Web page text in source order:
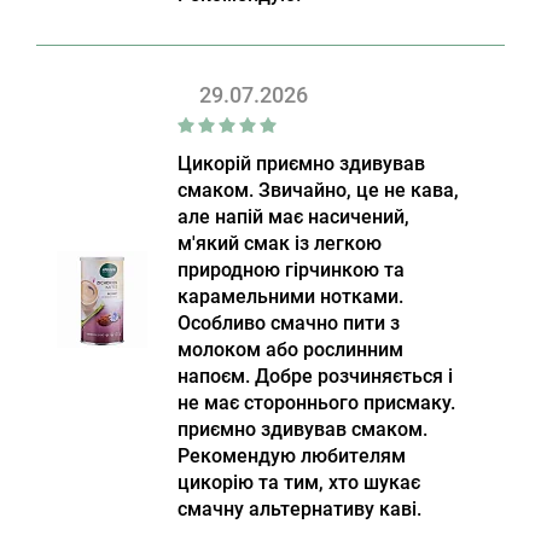
29.07.2026
Цикорій приємно здивував
смаком. Звичайно, це не кава,
але напій має насичений,
м'який смак із легкою
природною гірчинкою та
карамельними нотками.
Особливо смачно пити з
молоком або рослинним
напоєм. Добре розчиняється і
не має стороннього присмаку.
приємно здивував смаком.
Рекомендую любителям
цикорію та тим, хто шукає
смачну альтернативу каві.